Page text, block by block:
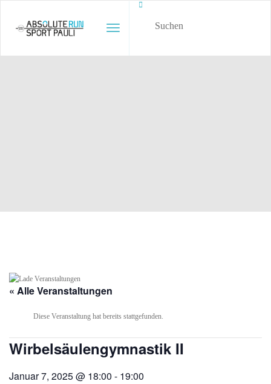
Toggle Navigation
« Alle Veranstaltungen
Diese Veranstaltung hat bereits stattgefunden.
Wirbelsäulengymnastik II
Januar 7, 2025 @ 18:00 - 19:00